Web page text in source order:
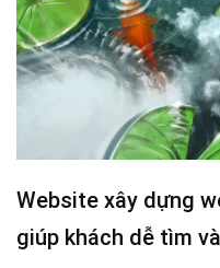
Website xây dựng
giúp khách dễ tìm